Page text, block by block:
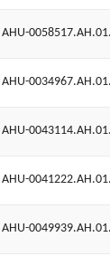
AHU-
AHU-
AHU-
AHU-
AHU-